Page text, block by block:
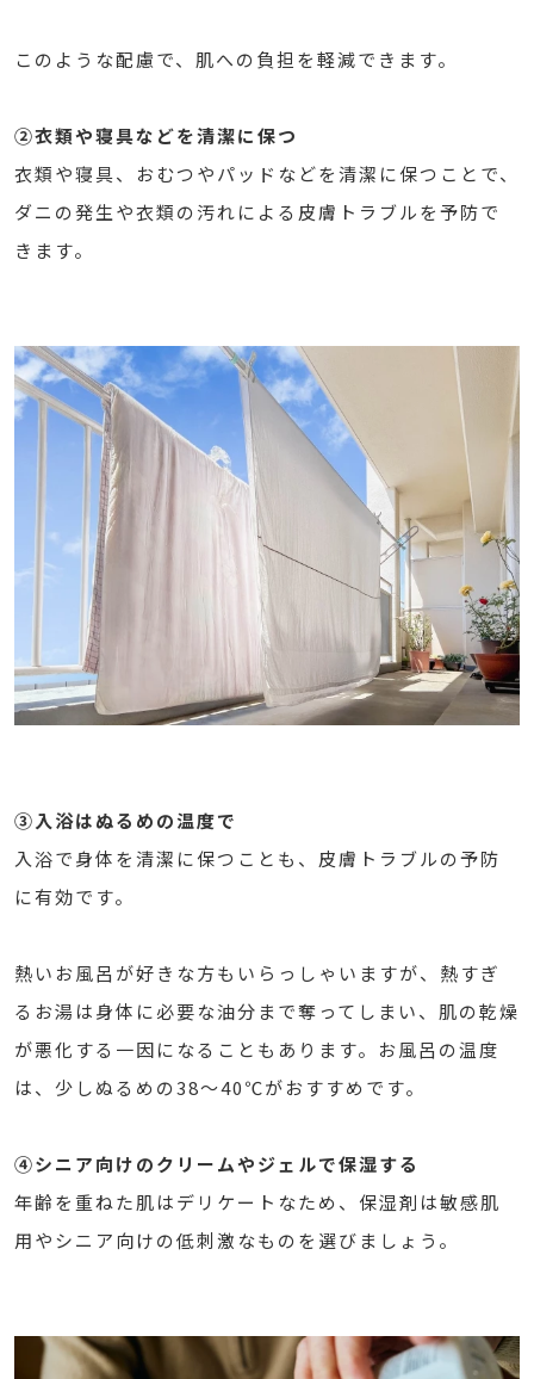
このような配慮で、肌への負担を軽減できます。
②衣類や寝具などを清潔に保つ
衣類や寝具、おむつやパッドなどを清潔に保つことで、
ダニの発生や衣類の汚れによる皮膚トラブルを予防で
きます。
③入浴はぬるめの温度で
入浴で身体を清潔に保つことも、皮膚トラブルの予防
に有効です。
熱いお風呂が好きな方もいらっしゃいますが、熱すぎ
るお湯は身体に必要な油分まで奪ってしまい、肌の乾燥
が悪化する一因になることもあります。お風呂の温度
は、少しぬるめの38〜40℃がおすすめです。
④シニア向けのクリームやジェルで保湿する
年齢を重ねた肌はデリケートなため、保湿剤は敏感肌
用やシニア向けの低刺激なものを選びましょう。